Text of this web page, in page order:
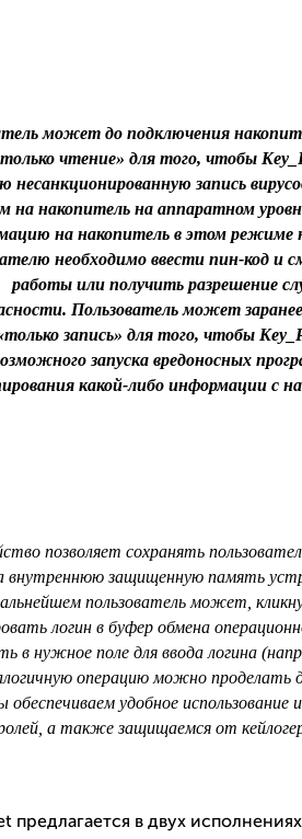
может до подключения
чтение» для того, чтобы
несанкционированную запись
на накопитель на аппаратном
на накопитель в этом режиме
необходимо ввести пин-код и
работы или получить разрешение
Пользователь может
запись» для того, чтобы
запуска вредоносных
какой-либо информации с
позволяет сохранять
внутреннюю защищенную память
пользователь может,
логин в буфер обмена
в нужное поле для ввода логина
операцию можно проделать
удобное использование
а также защищаемся от
предлагается в двух